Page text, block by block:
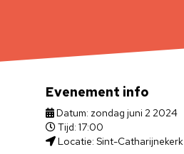
Evenement info
Datum: zondag juni 2 2024
Tijd: 17:00
Locatie: Sint-Catharijnekerk